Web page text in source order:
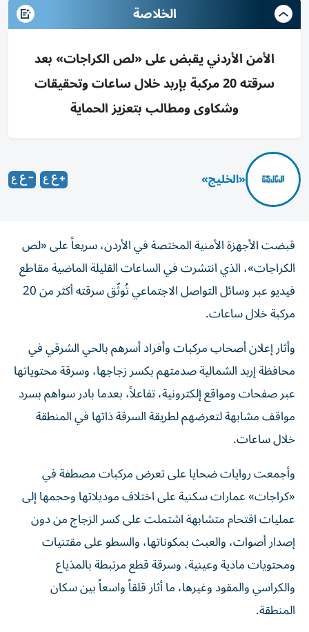
الخلاصة
الأمن الأردني يقبض على «لص الكراجات» بعد
سرقته 20 مركبة بإربد خلال ساعات وتحقيقات
وشكاوى ومطالب بتعزيز الحماية
«الخليج»
قبضت الأجهزة الأمنية المختصة في الأردن، سريعاً على «لص
الكراجات»، الذي انتشرت في الساعات القليلة الماضية مقاطع
فيديو عبر وسائل التواصل الاجتماعي تُوثّق سرقته أكثر من 20
مركبة خلال ساعات.
وأثار إعلان أصحاب مركبات وأفراد أسرهم بالحي الشرقي في
محافظة إربد الشمالية صدمتهم بكسر زجاجها، وسرقة محتوياتها
عبر صفحات ومواقع إلكترونية، تفاعلاً، بعدما بادر سواهم بسرد
مواقف مشابهة لتعرضهم لطريقة السرقة ذاتها في المنطقة
خلال ساعات.
وأجمعت روايات ضحايا على تعرض مركبات مصطفة في
«كراجات» عمارات سكنية على اختلاف موديلاتها وحجمها إلى
عمليات اقتحام متشابهة اشتملت على كسر الزجاج من دون
إصدار أصوات، والعبث بمكوناتها، والسطو على مقتنيات
ومحتويات مادية وعينية، وسرقة قطع مرتبطة بالمذياع
والكراسي والمقود وغيرها، ما أثار قلقاً واسعاً بين سكان
المنطقة.